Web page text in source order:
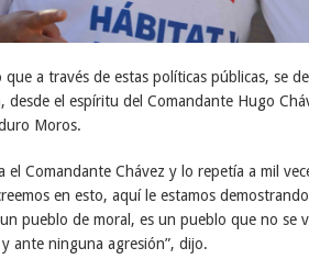
que a través de estas políticas públicas, se
desde el espíritu del Comandante Hugo
Moros.
el Comandante Chávez y lo repetía a mil
en esto, aquí le estamos
pueblo de moral, es un pueblo que no se
ante ninguna agresión”, dijo.